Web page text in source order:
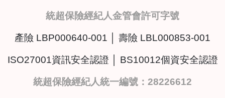
統超保險經紀人金管會許可字號
產險 LBP000640-001 │ 壽險 LBL000853-001
ISO27001資訊安全認證 │ BS10012個資安全認證
統超保險經紀人統一編號：28226612